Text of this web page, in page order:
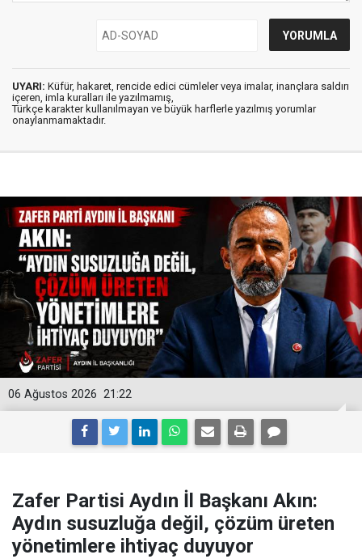
UYARI: Küfür, hakaret, rencide edici cümleler veya imalar, inançlara saldırı
içeren, imla kuralları ile yazılmamış,
Türkçe karakter kullanılmayan ve büyük harflerle yazılmış yorumlar
onaylanmamaktadır.
21:22
06 Ağustos 2026
Zafer Partisi Aydın İl Başkanı Akın:
Aydın susuzluğa değil, çözüm üreten
yönetimlere ihtiyaç duyuyor